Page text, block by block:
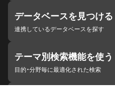
データベースを見つける
連携しているデータベースを探す
テーマ別検索機能を使う
目的・分野毎に最適化された検索